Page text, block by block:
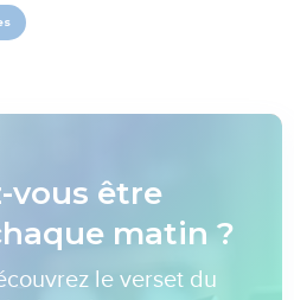
vous être
matin ?
le verset du